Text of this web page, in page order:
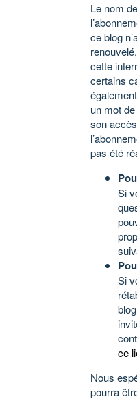
Le nom
ce blog
cette
certains
un mot
son
pas été
Si
Si
ce
Nous
pourra